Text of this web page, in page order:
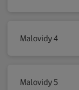
Malovidy 4
Malovidy 5